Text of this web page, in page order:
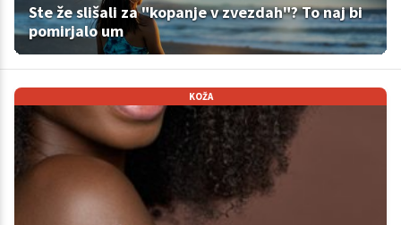
Ste že slišali za "kopanje v zvezdah"? To naj bi
pomirjalo um
KOŽA